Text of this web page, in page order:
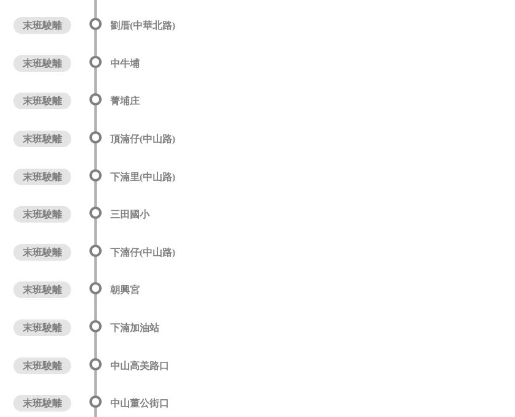
末班駛離 劉厝(中華北路)
末班駛離 中牛埔
末班駛離 菁埔庄
末班駛離 頂湳仔(中山路)
末班駛離 下湳里(中山路)
末班駛離 三田國小
末班駛離 下湳仔(中山路)
末班駛離 朝興宮
末班駛離 下湳加油站
末班駛離 中山高美路口
末班駛離 中山董公街口